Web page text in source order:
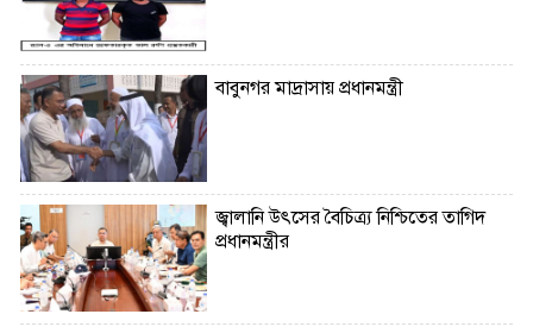
বাবুনগর মাদ্রাসায় প্রধানমন্ত্রী
জ্বালানি উৎসের বৈচিত্র্য নিশ্চিতের তাগিদ
প্রধানমন্ত্রীর